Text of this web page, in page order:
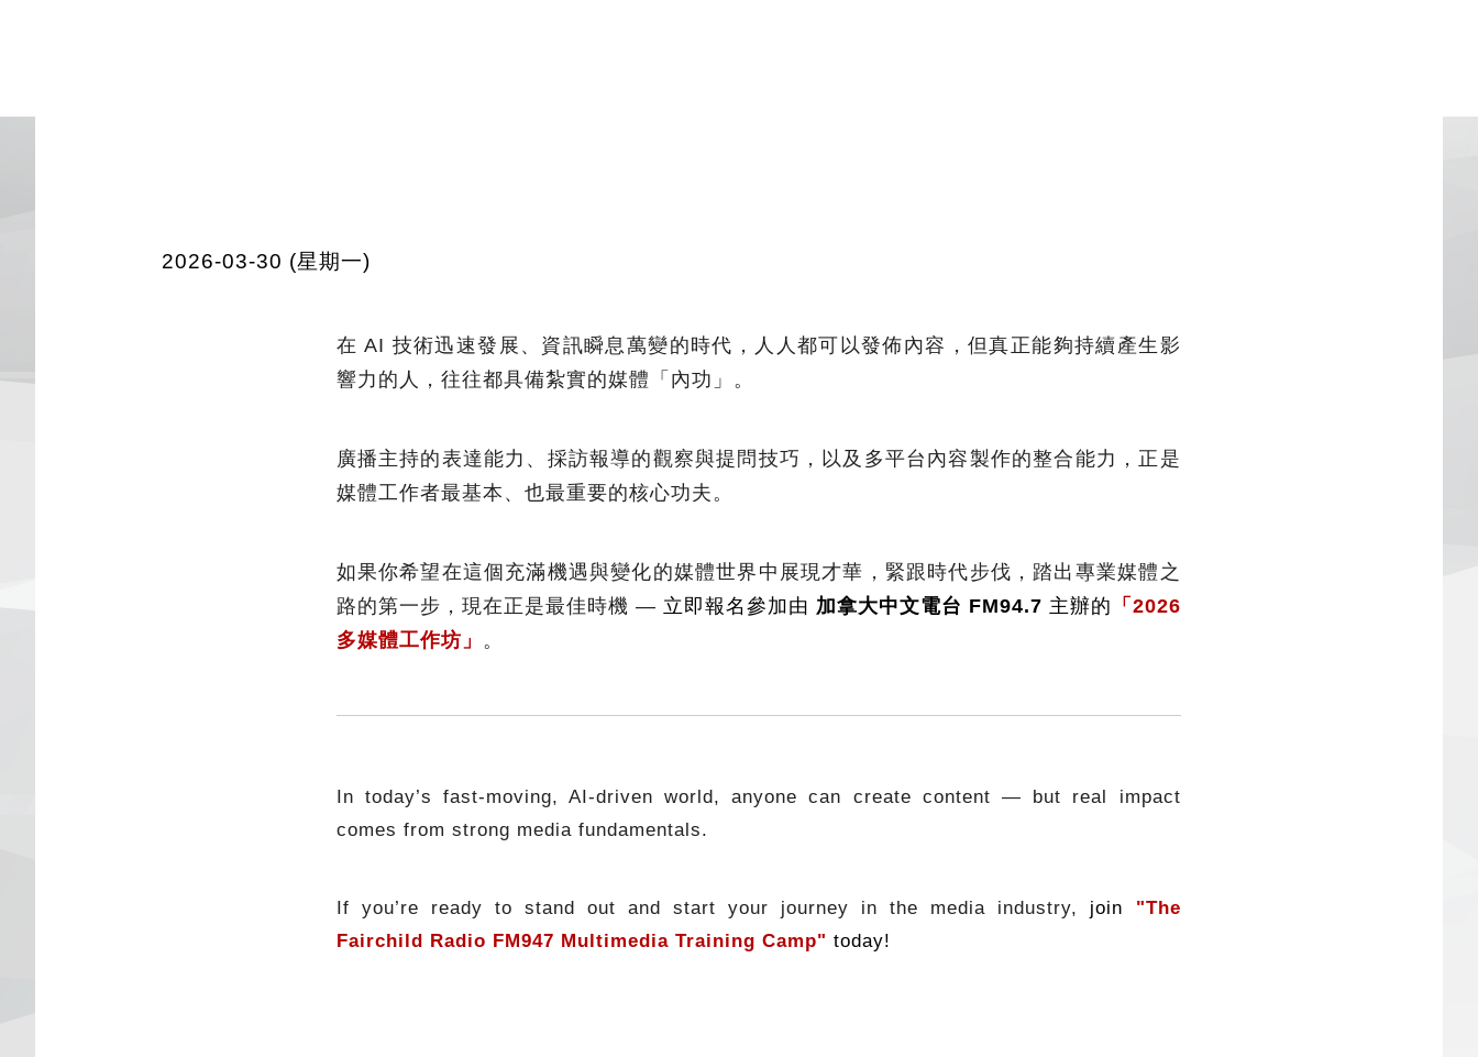
2026-03-30 (星期一)
在 AI 技術迅速發展、資訊瞬息萬變的時代，人人都可以發佈內容，但真正能夠持續產生影
響力的人，往往都具備紮實的媒體「內功」。
廣播主持的表達能力、採訪報導的觀察與提問技巧，以及多平台內容製作的整合能力，正是
媒體工作者最基本、也最重要的核心功夫。
如果你希望在這個充滿機遇與變化的媒體世界中展現才華，緊跟時代步伐，踏出專業媒體之
路的第一步，現在正是最佳時機 — 立即報名參加由 加拿大中文電台 FM94.7 主辦的 「2026
多媒體工作坊」 。
In today’s fast-moving, AI-driven world, anyone can create content — but real impact
comes from strong media fundamentals.
If you’re ready to stand out and start your journey in the media industry, join "The
Fairchild Radio FM947 Multimedia Training Camp" today!